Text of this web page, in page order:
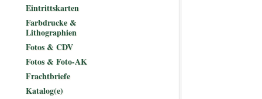
Eintrittskarten
Farbdrucke &
Lithographien
Fotos & CDV
Fotos & Foto-AK
Frachtbriefe
Katalog(e)